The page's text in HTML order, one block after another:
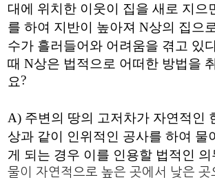
대에 위치한 이웃이 집을 새로 지으
를 하여 지반이 높아져N상의 집으
수가 흘러들어와 어려움을 겪고 있
때N상은 법적으로 어떠한 방법을
요?
A) 주변의 땅의 고저차가 자연적인
상과 같이 인위적인 공사를 하여 물
게 되는 경우 이를 인용할 법적인
물이 자연적으로 높은 곳에서 낮은 곳